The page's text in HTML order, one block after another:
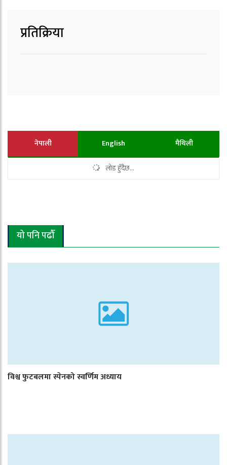
प्रतिक्रिया
नेपाली English मैथिली
लोड हुँदैछ...
यो पनि पढौँ
विश्व फुटबलमा स्पेनको स्वर्णिम अध्याय